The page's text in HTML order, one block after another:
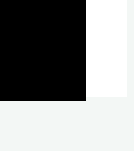
Download